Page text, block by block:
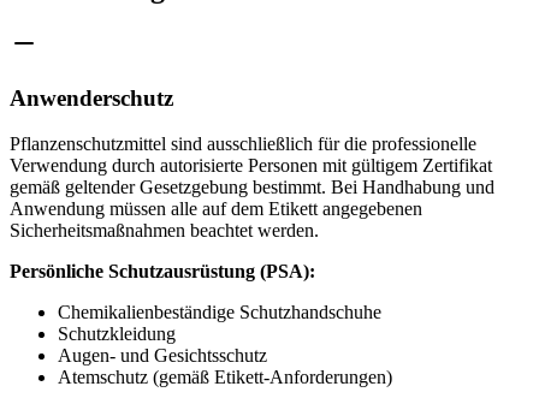
Anwenderschutz
Pflanzenschutzmittel sind ausschließlich für die professionelle
Verwendung durch autorisierte Personen mit gültigem Zertifikat
gemäß geltender Gesetzgebung bestimmt. Bei Handhabung und
Anwendung müssen alle auf dem Etikett angegebenen
Sicherheitsmaßnahmen beachtet werden.
Persönliche Schutzausrüstung (PSA):
Chemikalienbeständige Schutzhandschuhe
Schutzkleidung
Augen- und Gesichtsschutz
Atemschutz (gemäß Etikett-Anforderungen)